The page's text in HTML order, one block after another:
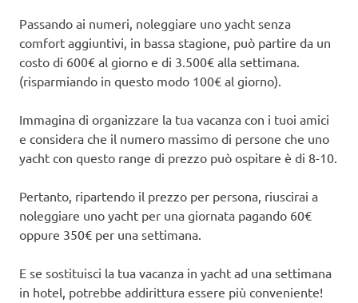
Passando ai numeri, noleggiare uno yacht senza
comfort aggiuntivi, in bassa stagione, può partire da un
costo di 600€ al giorno e di 3.500€ alla settimana.
(risparmiando in questo modo 100€ al giorno).
Immagina di organizzare la tua vacanza con i tuoi amici
e considera che il numero massimo di persone che uno
yacht con questo range di prezzo può ospitare è di 8-10.
Pertanto, ripartendo il prezzo per persona, riuscirai a
noleggiare uno yacht per una giornata pagando 60€
oppure 350€ per una settimana.
E se sostituisci la tua vacanza in yacht ad una settimana
in hotel, potrebbe addirittura essere più conveniente!